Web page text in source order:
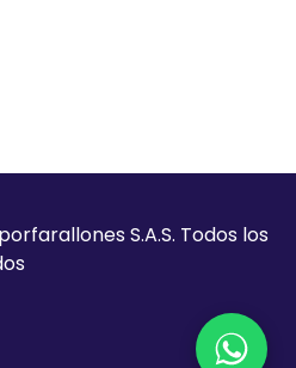
S.A.S. Todos los